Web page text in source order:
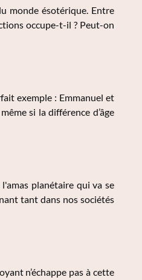
monde ésotérique. Entre
occupe-t-il ? Peut-on
exemple : Emmanuel et
si la différence d’âge
planétaire qui va se
tant dans nos sociétés
n’échappe pas à cette